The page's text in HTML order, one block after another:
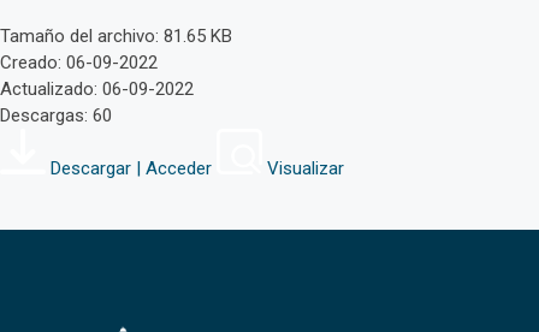
Tamaño del archivo: 81.65 KB
Creado: 06-09-2022
Actualizado: 06-09-2022
Descargas: 60
Descargar | Acceder Visualizar